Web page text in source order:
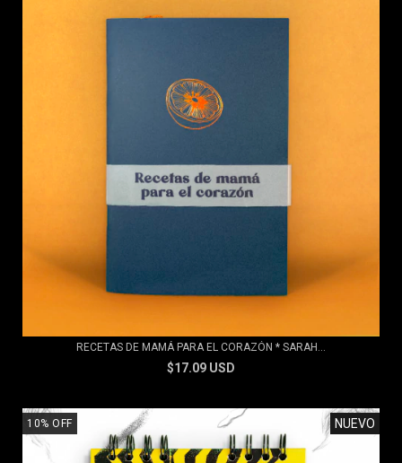
RECETAS DE MAMÁ PARA EL CORAZÓN * SARAH...
$17.09 USD
10% OFF NUEVO